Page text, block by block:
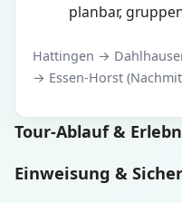
planbar,
Hattingen →
→ Essen-Horst
Tour-Ablauf &
Einweisung &